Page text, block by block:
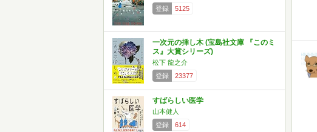
登録
5125
一次元の挿し木 (宝島社文庫 『このミ
ス』大賞シリーズ)
松下 龍之介
登録
23377
すばらしい医学
山本健人
登録
614